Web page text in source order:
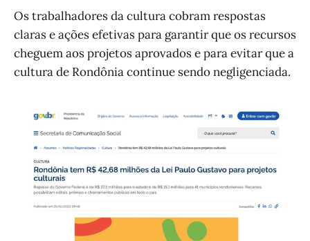
Os trabalhadores da cultura cobram respostas
claras e ações efetivas para garantir que os recursos
cheguem aos projetos aprovados e para evitar que a
cultura de Rondônia continue sendo negligenciada.